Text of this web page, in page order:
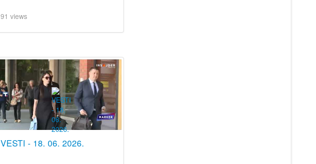
91 views
VESTI - 18. 06. 2026.